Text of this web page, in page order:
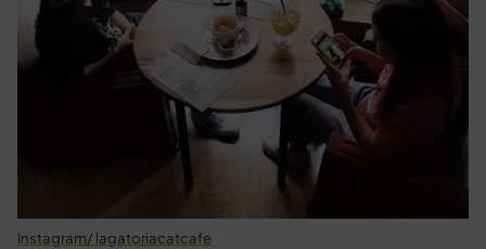
Instagram/ lagatoriacatcafe